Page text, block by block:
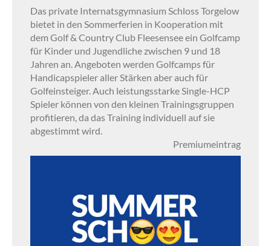
Das private Internatsgymnasium Schloss Torgelow
bietet in den Sommerferien in Kooperation mit
dem Golf & Country Club Fleesensee ein Golfcamp
für Kinder und Jugendliche zwischen 9 und 18
Jahren an. Angeboten werden Golfcamps für
Handicapspieler aller Stärken aber auch für
Golfeinsteiger. Auch leistungsstarke Single-HCP
Spieler können von den kleinen Trainingsgruppen
profitieren, da das Training individuell auf sie
abgestimmt wird.
Premiumeintrag